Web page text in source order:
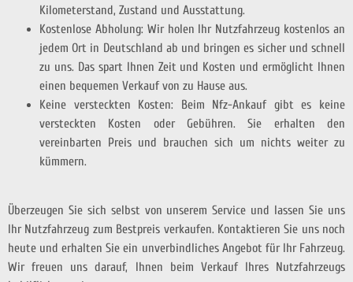
Kilometerstand, Zustand und Ausstattung.
Kostenlose Abholung: Wir holen Ihr Nutzfahrzeug kostenlos an
jedem Ort in Deutschland ab und bringen es sicher und schnell
zu uns. Das spart Ihnen Zeit und Kosten und ermöglicht Ihnen
einen bequemen Verkauf von zu Hause aus.
Keine versteckten Kosten: Beim Nfz-Ankauf gibt es keine
versteckten Kosten oder Gebühren. Sie erhalten den
vereinbarten Preis und brauchen sich um nichts weiter zu
kümmern.
Überzeugen Sie sich selbst von unserem Service und lassen Sie uns
Ihr Nutzfahrzeug zum Bestpreis verkaufen. Kontaktieren Sie uns noch
heute und erhalten Sie ein unverbindliches Angebot für Ihr Fahrzeug.
Wir freuen uns darauf, Ihnen beim Verkauf Ihres Nutzfahrzeugs